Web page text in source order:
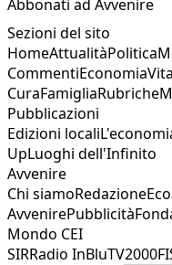
Abbonati ad Avvenire
Sezioni del sito
HomeAttualitàPolitica
CommentiEconomia
CuraFamigliaRubriche
Pubblicazioni
Edizioni locali
UpLuoghi dell'Infinito
Avvenire
Chi siamoRedazione
AvvenirePubblicità
Mondo CEI
SIRRadio InBluTV2000